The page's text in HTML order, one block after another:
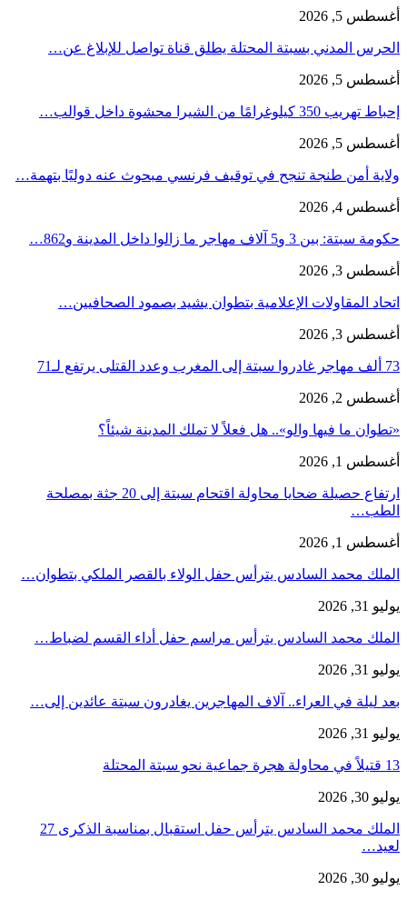
أغسطس 5, 2026
الحرس المدني بسبتة المحتلة يطلق قناة تواصل للإبلاغ عن…
أغسطس 5, 2026
إحباط تهريب 350 كيلوغرامًا من الشيرا محشوة داخل قوالب…
أغسطس 5, 2026
ولاية أمن طنجة تنجح في توقيف فرنسي مبحوث عنه دوليًا بتهمة…
أغسطس 4, 2026
حكومة سبتة: بين 3 و5 آلاف مهاجر ما زالوا داخل المدينة و862…
أغسطس 3, 2026
اتحاد المقاولات الإعلامية بتطوان يشيد بصمود الصحافيين…
أغسطس 3, 2026
73 ألف مهاجر غادروا سبتة إلى المغرب وعدد القتلى يرتفع لـ71
أغسطس 2, 2026
«تطوان ما فيها والو».. هل فعلاً لا تملك المدينة شيئاً؟
أغسطس 1, 2026
ارتفاع حصيلة ضحايا محاولة اقتحام سبتة إلى 20 جثة بمصلحة
الطب…
أغسطس 1, 2026
الملك محمد السادس يترأس حفل الولاء بالقصر الملكي بتطوان…
يوليو 31, 2026
الملك محمد السادس يترأس مراسم حفل أداء القسم لضباط…
يوليو 31, 2026
بعد ليلة في العراء.. آلاف المهاجرين يغادرون سبتة عائدين إلى…
يوليو 31, 2026
13 قتيلاً في محاولة هجرة جماعية نحو سبتة المحتلة
يوليو 30, 2026
الملك محمد السادس يترأس حفل استقبال بمناسبة الذكرى 27
لعيد…
يوليو 30, 2026